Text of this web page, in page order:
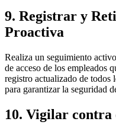
9. Registrar y
Proactiva
Realiza un seguimiento
de acceso de los empleados
registro actualizado de todos
para garantizar la seguridad
10. Vigilar contra